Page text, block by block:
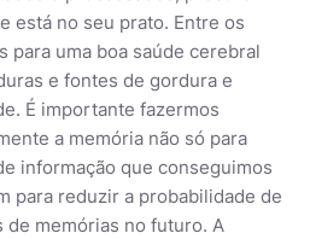
está no seu prato. Entre os
para uma boa saúde cerebral
e fontes de gordura e
É importante fazermos
a memória não só para
informação que conseguimos
para reduzir a probabilidade de
memórias no futuro. A